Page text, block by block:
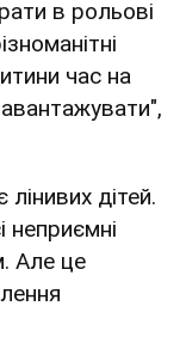
в рольові
час на
дітей.
неприємні
Але це